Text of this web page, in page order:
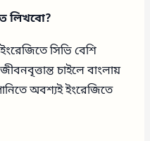
লিখবো?
সিভি বেশি
চাইলে বাংলায়
অবশ্যই ইংরেজিতে